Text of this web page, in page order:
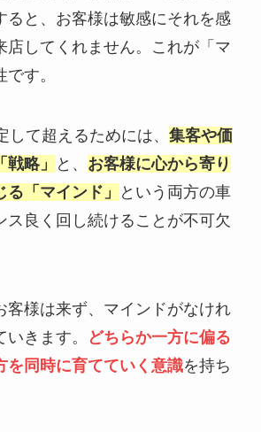
ると、お客様は敏感にそれを感
店してくれません。これが「マ
す。
して超えるためには、 集客や価
略」
と、 お客様に心から寄り
「マインド」
という両方の車
ス良く回し続けることが不可欠
客様は来ず、マインドがなけれ
きます。
どちらか一方に偏る
を同時に育てていく意識を持ち